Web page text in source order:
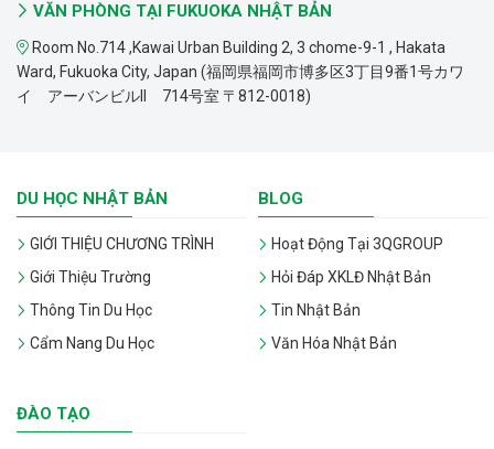
VĂN PHÒNG TẠI FUKUOKA NHẬT BẢN
Room No.714 ,Kawai Urban Building 2, 3 chome-9-1 , Hakata
Ward, Fukuoka City, Japan (福岡県福岡市博多区3丁目9番1号カワ
イ アーバンビルII 714号室 〒812-0018)
DU HỌC NHẬT BẢN
GIỚI THIỆU CHƯƠNG TRÌNH
Giới Thiệu Trường
Thông Tin Du Học
Cẩm Nang Du Học
BLOG
Hoạt Động Tại 3QGROUP
Hỏi Đáp XKLĐ Nhật Bản
Tin Nhật Bản
Văn Hóa Nhật Bản
ĐÀO TẠO